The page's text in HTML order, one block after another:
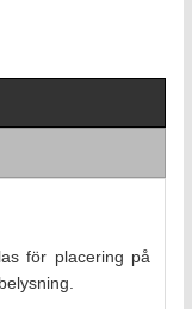
för placering på